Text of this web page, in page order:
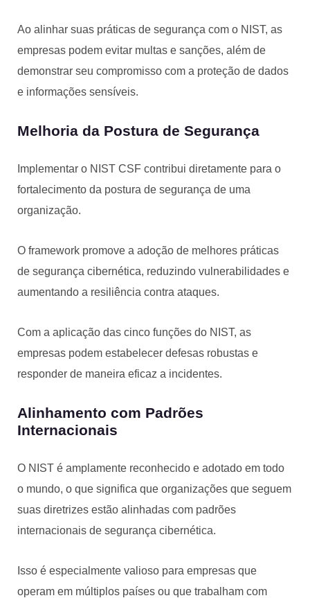
Ao alinhar suas práticas de segurança com o NIST, as
empresas podem evitar multas e sanções, além de
demonstrar seu compromisso com a proteção de dados
e informações sensíveis.
Melhoria da Postura de Segurança
Implementar o NIST CSF contribui diretamente para o
fortalecimento da postura de segurança de uma
organização.
O framework promove a adoção de melhores práticas
de segurança cibernética, reduzindo vulnerabilidades e
aumentando a resiliência contra ataques.
Com a aplicação das cinco funções do NIST, as
empresas podem estabelecer defesas robustas e
responder de maneira eficaz a incidentes.
Alinhamento com Padrões
Internacionais
O NIST é amplamente reconhecido e adotado em todo
o mundo, o que significa que organizações que seguem
suas diretrizes estão alinhadas com padrões
internacionais de segurança cibernética.
Isso é especialmente valioso para empresas que
operam em múltiplos países ou que trabalham com